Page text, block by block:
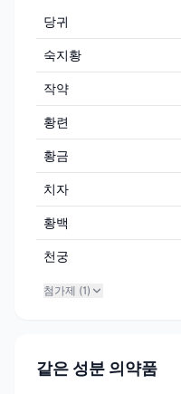
당귀
숙지황
작약
황련
황금
치자
황백
천궁
첨가제 (1)
같은 성분 의약품